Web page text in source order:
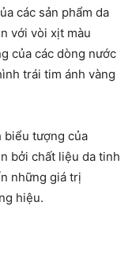
các sản phẩm da
với vòi xịt màu
của các dòng nước
trái tim ánh vàng
biểu tượng của
bởi chất liệu da tinh
những giá trị
hiệu.